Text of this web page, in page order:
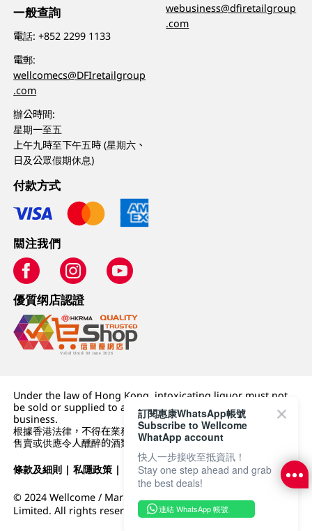
一般查詢
電話:+852 2299 1133
電郵:
wellcomecs@DFIretailgroup
.com
辦公時間:
星期一至五
上午九時至下午五時 (星期六、
日及公眾假期休息)
webusiness@dfiretailgroup
.com
付款方式
關注我們
優質纲店認證
Under the law of Hong Kong, intoxicating liquor must not
be sold or supplied to a minor (under 18) in the course of
business.
根據香港法律，不得在業務過程中，向未成年人 (18 歲以下人士)
售賣或供應令人醺醉的酒類。
條款及細則 |私隱政策 | DFI零售集團
© 2024 Wellcome / Market Place. The Dairy Farm Company
Limited. All rights reserved.
訂閱惠康WhatsApp帳號
Subscribe to Wellcome
WhatApp account
快人一步接收至抵資訊！
Stay one step ahead and grab
the best deals!
連結 WhatsApp 帳號